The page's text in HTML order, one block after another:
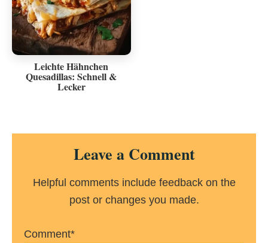
Leichte Hähnchen
Quesadillas: Schnell &
Lecker
Reader
InteractionsLeave a Comment
Helpful comments include feedback on the
post or changes you made.
Comment*